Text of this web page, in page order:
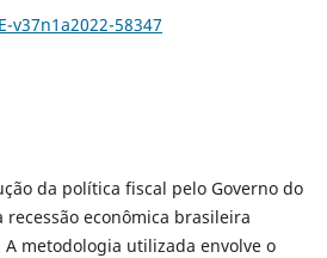
v37n1a2022-58347
da política fiscal pelo Governo do
econômica brasileira
metodologia utilizada envolve o